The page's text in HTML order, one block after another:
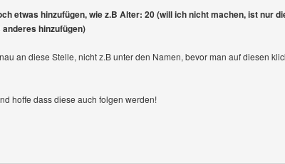
etwas hinzufügen, wie z.B Alter: 20 (will ich nicht machen, ist nur
hinzufügen)
an diese Stelle, nicht z.B unter den Namen, bevor man auf diesen
hoffe dass diese auch folgen werden!
besuchen: FunkelClanWaCa